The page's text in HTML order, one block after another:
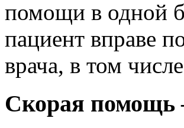
помощи в одной
пациент вправе
врача, в том
Скорая помощь